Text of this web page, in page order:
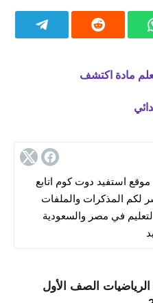
مادة اكتشف
استفيد دوت كوم اتابع
لكم المذكرات والملفات
في مصر والسعودية
الرياضيات الصف الأول